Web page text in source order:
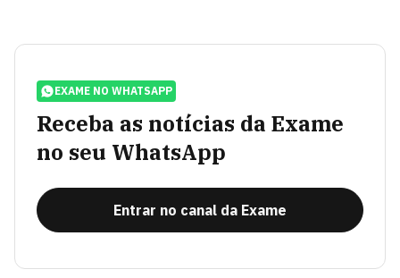
EXAME NO WHATSAPP
Receba as notícias da Exame
no seu WhatsApp
Entrar no canal da Exame